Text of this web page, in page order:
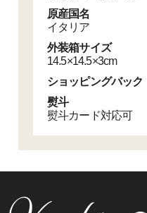
原産国名
イタリア
外装箱サイズ
14.5×14.5×3cm
ショッピングバック
熨斗
熨斗カード対応可